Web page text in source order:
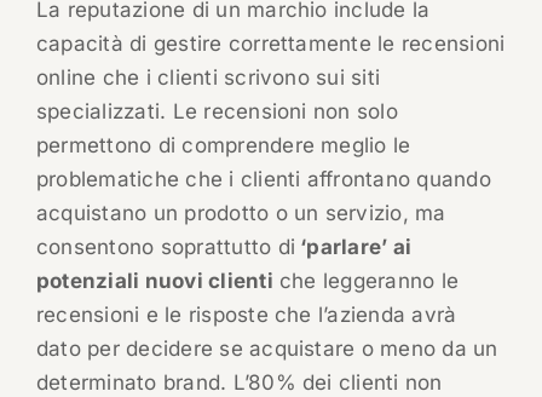
La reputazione di un marchio include la
capacità di gestire correttamente le recensioni
online che i clienti scrivono sui siti
specializzati. Le recensioni non solo
permettono di comprendere meglio le
problematiche che i clienti affrontano quando
acquistano un prodotto o un servizio, ma
consentono soprattutto di ‘parlare’ ai
potenziali nuovi clienti che leggeranno le
recensioni e le risposte che l’azienda avrà
dato per decidere se acquistare o meno da un
determinato brand. L’80% dei clienti non